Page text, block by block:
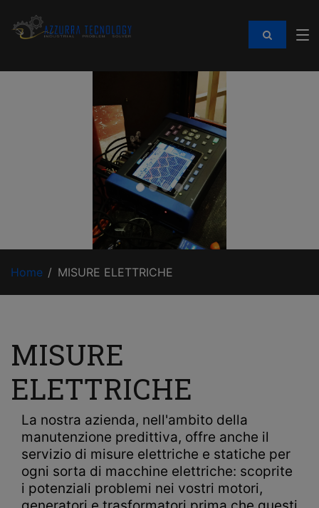
Home MISURE ELETTRICHE
MISURE
ELETTRICHE
La nostra azienda, nell'ambito della
manutenzione predittiva, offre anche il
servizio di misure elettriche e statiche per
ogni sorta di macchine elettriche: scoprite
i potenziali problemi nei vostri motori,